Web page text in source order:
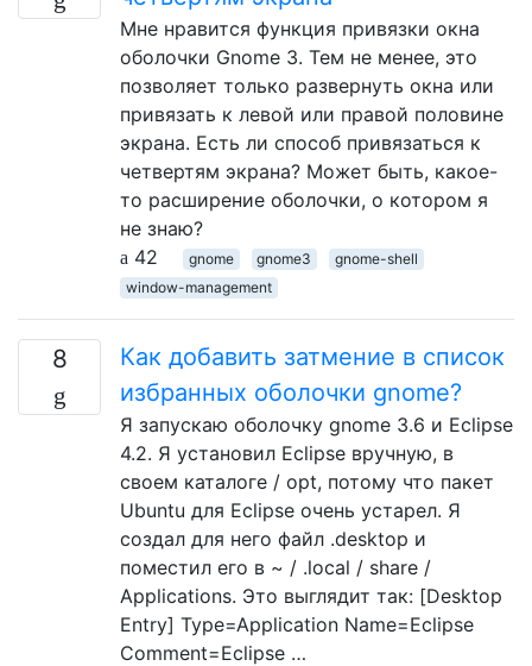
Мне нравится функция привязки окна
оболочки Gnome 3. Тем не менее, это
позволяет только развернуть окна или
привязать к левой или правой половине
экрана. Есть ли способ привязаться к
четвертям экрана? Может быть, какое-
то расширение оболочки, о котором я
не знаю?
42
gnome gnome3
gnome-shell
window-management
8
Как добавить затмение в список
избранных оболочки gnome?
Я запускаю оболочку gnome 3.6 и Eclipse
4.2. Я установил Eclipse вручную, в
своем каталоге / opt, потому что пакет
Ubuntu для Eclipse очень устарел. Я
создал для него файл .desktop и
поместил его в ~ / .local / share /
Applications. Это выглядит так: [Desktop
Entry] Type=Application Name=Eclipse
Comment=Eclipse …